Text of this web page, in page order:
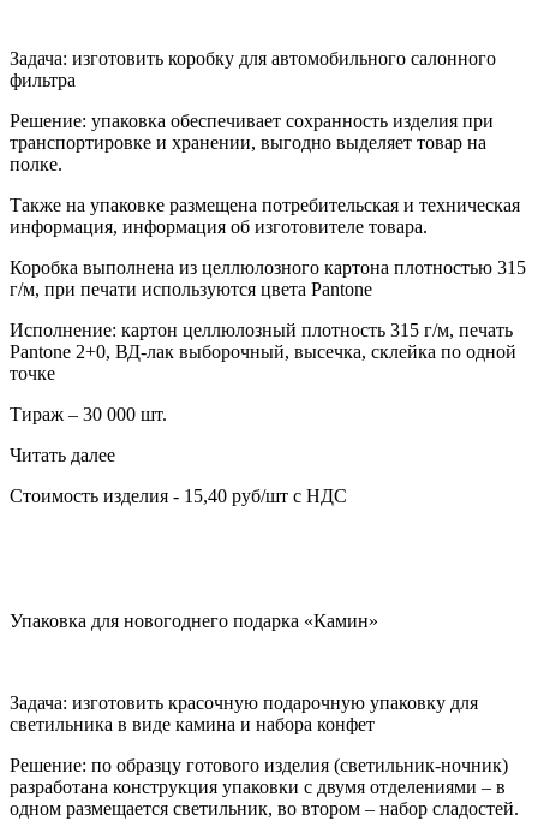
Задача: изготовить коробку для автомобильного салонного
фильтра
Решение: упаковка обеспечивает сохранность изделия при
транспортировке и хранении, выгодно выделяет товар на
полке.
Также на упаковке размещена потребительская и техническая
информация, информация об изготовителе товара.
Коробка выполнена из целлюлозного картона плотностью 315
г/м, при печати используются цвета Pantone
Исполнение: картон целлюлозный плотность 315 г/м, печать
Pantone 2+0, ВД-лак выборочный, высечка, склейка по одной
точке
Тираж – 30 000 шт.
Читать далее
Стоимость изделия - 15,40 руб/шт с НДС
Упаковка для новогоднего подарка «Камин»
Задача: изготовить красочную подарочную упаковку для
светильника в виде камина и набора конфет
Решение: по образцу готового изделия (светильник-ночник)
разработана конструкция упаковки с двумя отделениями – в
одном размещается светильник, во втором – набор сладостей.